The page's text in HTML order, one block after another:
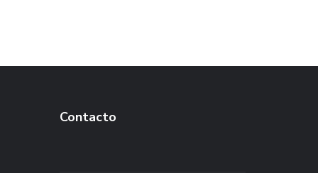
Contacto